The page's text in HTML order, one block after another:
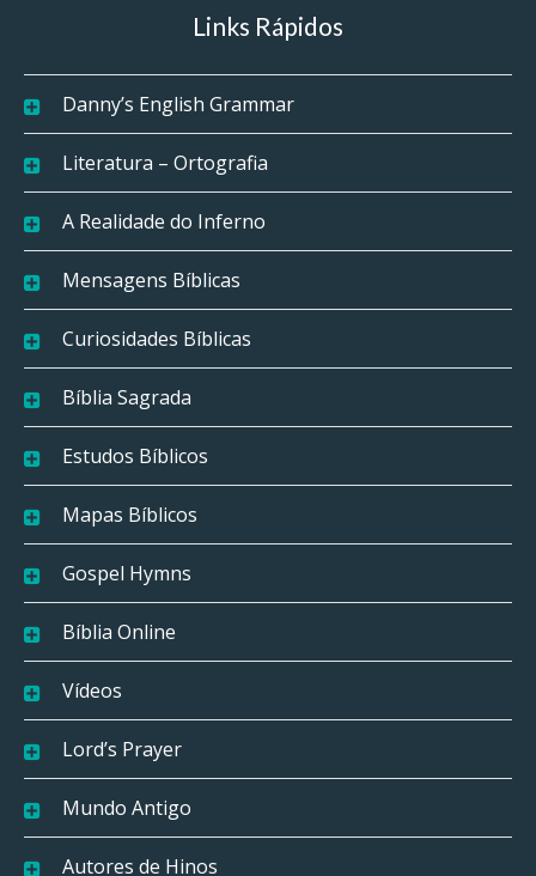
Links Rápidos
Danny’s English Grammar
Literatura – Ortografia
A Realidade do Inferno
Mensagens Bíblicas
Curiosidades Bíblicas
Bíblia Sagrada
Estudos Bíblicos
Mapas Bíblicos
Gospel Hymns
Bíblia Online
Vídeos
Lord’s Prayer
Mundo Antigo
Autores de Hinos